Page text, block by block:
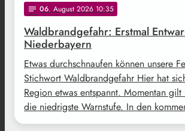
notes 06. August 2026 10:35
Waldbrandgefahr: Erstmal
Niederbayern
Etwas durchschnaufen können unsere
Stichwort Waldbrandgefahr Hier hat
Region etwas entspannt. Momentan
die niedrigste Warnstufe. In den